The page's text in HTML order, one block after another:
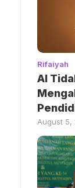
Rifaiyah
AI
August 5,